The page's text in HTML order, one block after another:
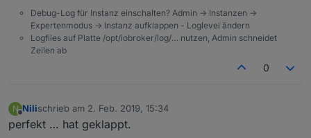
Debug-Log für Instanz einschalten? Admin -> Instanzen ->
Expertenmodus -> Instanz aufklappen - Loglevel ändern
Logfiles auf Platte /opt/iobroker/log/… nutzen, Admin schneidet
Zeilen ab
0
N
Offline
Nilischrieb am 2. Feb. 2019, 15:34
zuletzt editiert von
perfekt … hat geklappt.